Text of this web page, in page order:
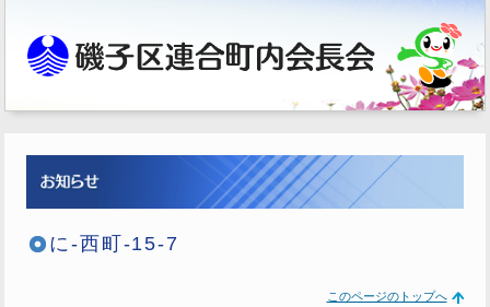
に-西町-15-7
このページのトップへ